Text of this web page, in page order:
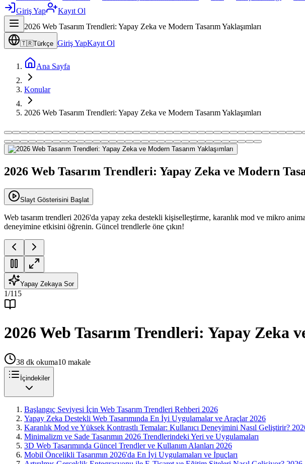
Giriş Yap
Kayıt Ol
2026 Web Tasarım Trendleri: Yapay Zeka ve Modern Tasarım Yaklaşımları
🇹🇷Türkçe Giriş YapKayıt Ol
Ana Sayfa
Konular
2026 Web Tasarım Trendleri: Yapay Zeka ve Modern Tasarım Yaklaşımları
2026 Web Tasarım Trendleri: Yapay Zeka ve Modern
Slayt Gösterisini Başlat
Web tasarım trendleri 2026'da yapay zeka destekli kişiselleştirme, karanlık mod ve mikro
deneyimine etkisini öğrenin. Güncel trendlerle öne çıkın!
Yapay Zekaya Sor
1/115
2026 Web Tasarım Trendleri: Yapay Zeka
38 dk okuma10 makale
İçindekiler
Başlangıç Seviyesi İçin Web Tasarım Trendleri Rehberi 2026
Yapay Zeka Destekli Web Tasarımında En İyi Uygulamalar ve Araçlar 2026
Karanlık Mod ve Yüksek Kontrastlı Temalar: Kullanıcı Deneyimini Nasıl Geliştirir?
Minimalizm ve Sade Tasarımın 2026 Trendlerindeki Yeri ve Uygulamaları
3D Web Tasarımında Güncel Trendler ve Kullanım Alanları 2026
Mobil Öncelikli Tasarımın 2026'da En İyi Uygulamaları ve İpuçları